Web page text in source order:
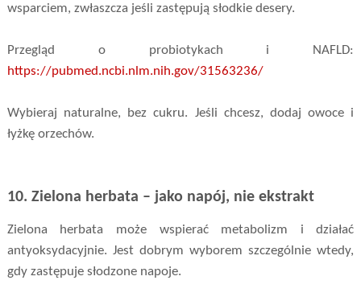
wsparciem, zwłaszcza jeśli zastępują słodkie desery.
Przegląd o probiotykach i NAFLD:
https://pubmed.ncbi.nlm.nih.gov/31563236/
Wybieraj naturalne, bez cukru. Jeśli chcesz, dodaj owoce i
łyżkę orzechów.
10. Zielona herbata – jako napój, nie ekstrakt
Zielona herbata może wspierać metabolizm i działać
antyoksydacyjnie. Jest dobrym wyborem szczególnie wtedy,
gdy zastępuje słodzone napoje.